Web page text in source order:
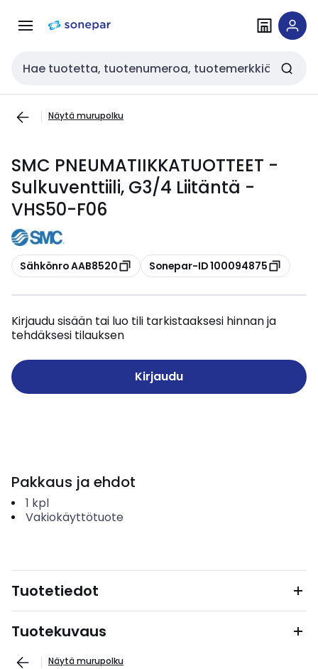
navigointiinsisältöön
Haku
Näytä murupolku
SMC PNEUMATIIKKATUOTTEET -
Sulkuventtiili, G3/4 Liitäntä -
VHS50-F06
Kopioi
Sähkönro AAB8520 Kopioi
Sonepar-ID 100094875
Kirjaudu sisään tai luo tili tarkistaaksesi hinnan ja
tehdäksesi tilauksen
Kirjaudu
Pakkaus ja ehdot
1 kpl
Vakiokäyttötuote
Tuotetiedot
Tuotekuvaus
Näytä murupolku